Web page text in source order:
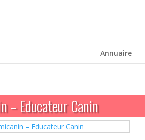
Annuaire
– Educateur Canin